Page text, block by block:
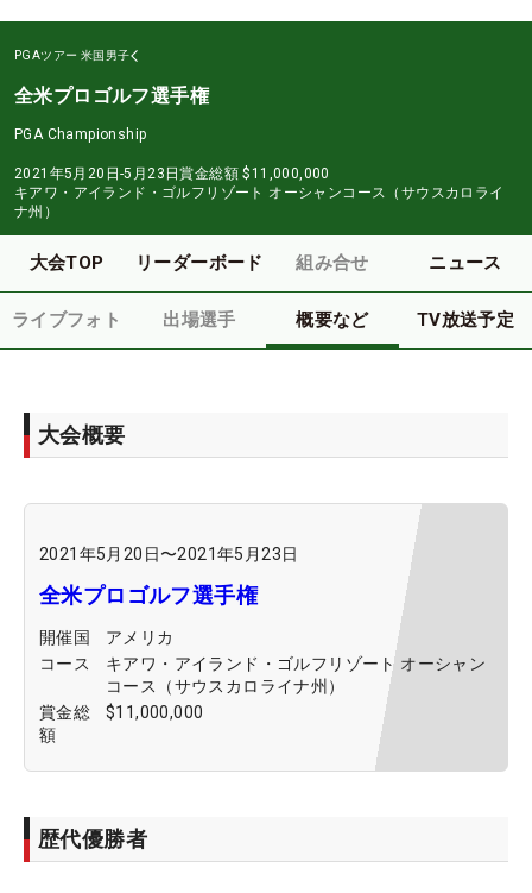
PGAツアー 米国男子
全米プロゴルフ選手権
PGA Championship
2021年5月20日-5月23日賞金総額 $11,000,000
キアワ・アイランド・ゴルフリゾート オーシャンコース（サウスカロライ
ナ州）
大会TOP リーダーボード 組み合せ ニュース
ライブフォト 出場選手 概要など TV放送予定
大会概要
2021年5月20日〜2021年5月23日
全米プロゴルフ選手権
開催国
アメリカ
コース
キアワ・アイランド・ゴルフリゾート オーシャン
コース（サウスカロライナ州）
賞金総
額
$11,000,000
歴代優勝者